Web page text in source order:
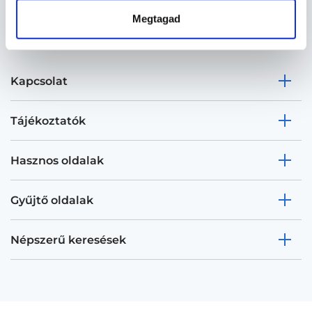
Megtagad
Kapcsolat
Tájékoztatók
Hasznos oldalak
Gyűjtő oldalak
Népszerű keresések